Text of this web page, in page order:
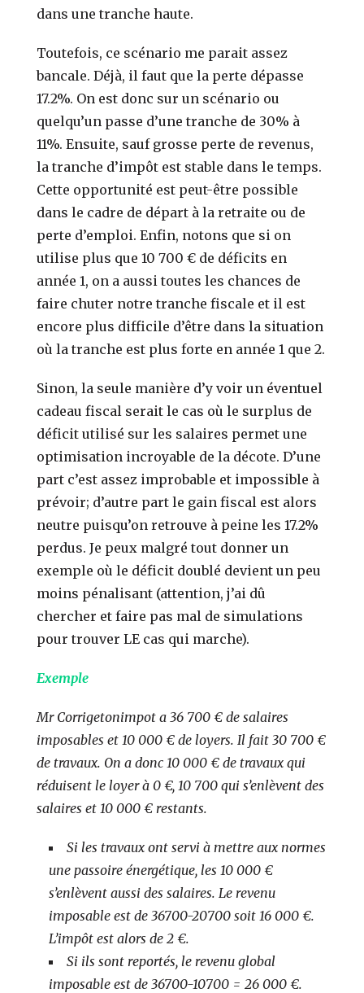
dans une tranche haute.
Toutefois, ce scénario me parait assez
bancale. Déjà, il faut que la perte dépasse
17.2%. On est donc sur un scénario ou
quelqu’un passe d’une tranche de 30% à
11%. Ensuite, sauf grosse perte de revenus,
la tranche d’impôt est stable dans le temps.
Cette opportunité est peut-être possible
dans le cadre de départ à la retraite ou de
perte d’emploi. Enfin, notons que si on
utilise plus que 10 700 € de déficits en
année 1, on a aussi toutes les chances de
faire chuter notre tranche fiscale et il est
encore plus difficile d’être dans la situation
où la tranche est plus forte en année 1 que 2.
Sinon, la seule manière d’y voir un éventuel
cadeau fiscal serait le cas où le surplus de
déficit utilisé sur les salaires permet une
optimisation incroyable de la décote. D’une
part c’est assez improbable et impossible à
prévoir; d’autre part le gain fiscal est alors
neutre puisqu’on retrouve à peine les 17.2%
perdus. Je peux malgré tout donner un
exemple où le déficit doublé devient un peu
moins pénalisant (attention, j’ai dû
chercher et faire pas mal de simulations
pour trouver LE cas qui marche).
Exemple
Mr Corrigetonimpot a 36 700 € de salaires
imposables et 10 000 € de loyers. Il fait 30 700 €
de travaux. On a donc 10 000 € de travaux qui
réduisent le loyer à 0 €, 10 700 qui s’enlèvent des
salaires et 10 000 € restants.
Si les travaux ont servi à mettre aux normes
une passoire énergétique, les 10 000 €
s’enlèvent aussi des salaires. Le revenu
imposable est de 36700-20700 soit 16 000 €.
L’impôt est alors de 2 €.
Si ils sont reportés, le revenu global
imposable est de 36700-10700 = 26 000 €.